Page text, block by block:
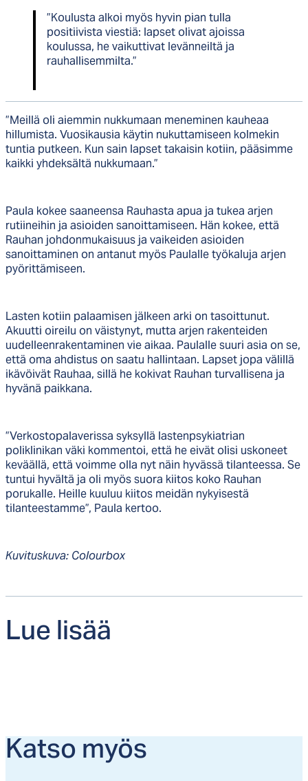
”Koulusta alkoi myös hyvin pian tulla
positiivista viestiä: lapset olivat ajoissa
koulussa, he vaikuttivat levänneiltä ja
rauhallisemmilta.”
”Meillä oli aiemmin nukkumaan meneminen kauheaa
hillumista. Vuosikausia käytin nukuttamiseen kolmekin
tuntia putkeen. Kun sain lapset takaisin kotiin, pääsimme
kaikki yhdeksältä nukkumaan.”
Paula kokee saaneensa Rauhasta apua ja tukea arjen
rutiineihin ja asioiden sanoittamiseen. Hän kokee, että
Rauhan johdonmukaisuus ja vaikeiden asioiden
sanoittaminen on antanut myös Paulalle työkaluja arjen
pyörittämiseen.
Lasten kotiin palaamisen jälkeen arki on tasoittunut.
Akuutti oireilu on väistynyt, mutta arjen rakenteiden
uudelleenrakentaminen vie aikaa. Paulalle suuri asia on se,
että oma ahdistus on saatu hallintaan. Lapset jopa välillä
ikävöivät Rauhaa, sillä he kokivat Rauhan turvallisena ja
hyvänä paikkana.
”Verkostopalaverissa syksyllä lastenpsykiatrian
poliklinikan väki kommentoi, että he eivät olisi uskoneet
keväällä, että voimme olla nyt näin hyvässä tilanteessa. Se
tuntui hyvältä ja oli myös suora kiitos koko Rauhan
porukalle. Heille kuuluu kiitos meidän nykyisestä
tilanteestamme”, Paula kertoo.
Kuvituskuva: Colourbox
Lue li­sää
Kat­so myös